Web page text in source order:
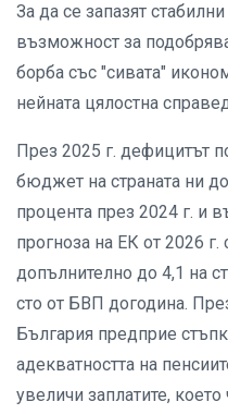
За да се запазят
възможност за
борба със "сивата"
нейната цялостна
През 2025 г. дефицитът
бюджет на страната ни
процента през 2024 г. и
прогноза на ЕК от 2026
допълнително до 4,1 на
сто от БВП догодина.
България предприе
адекватността на
увеличи заплатите,